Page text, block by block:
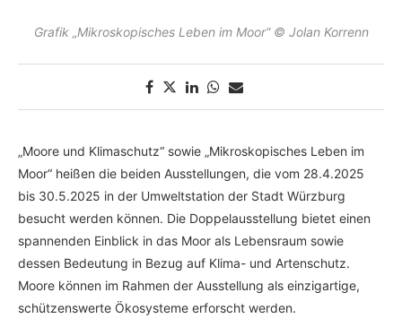
Grafik „Mikroskopisches Leben im Moor“ © Jolan Korrenn
„Moore und Klimaschutz“ sowie „Mikroskopisches Leben im
Moor“ heißen die beiden Ausstellungen, die vom 28.4.2025
bis 30.5.2025 in der Umweltstation der Stadt Würzburg
besucht werden können. Die Doppelausstellung bietet einen
spannenden Einblick in das Moor als Lebensraum sowie
dessen Bedeutung in Bezug auf Klima- und Artenschutz.
Moore können im Rahmen der Ausstellung als einzigartige,
schützenswerte Ökosysteme erforscht werden.